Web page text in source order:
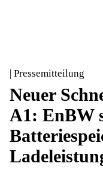
| Pressemitteilung
Neuer
A1: EnBW